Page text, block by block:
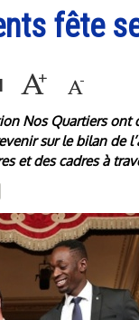
fête
Nos Quartiers ont
sur le bilan de
et des cadres à